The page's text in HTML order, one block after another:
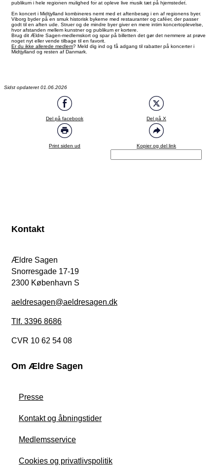
publikum i hele regionen mulighed for at opleve live musik tæt på hjemstedet.
En koncert i Midtjylland kombineres nemt med et aftenbesøg i en af regionens byer.
Viborg byder på en smuk historisk bykerne med restauranter og caféer, der passer
godt til en aften ude. Struer og de mindre byer giver en mere intim koncertoplevelse,
hvor afstanden mellem kunstner og publikum er kortere.
Brug dit Ældre Sagen-medlemskort og spar på billetten det gør det nemmere at prøve
noget nyt eller vende tilbage til en favorit.
Er du ikke allerede medlem? Meld dig ind og få adgang til rabatter på koncerter i
Midtjylland og resten af Danmark.
Sidst opdateret 01.06.2026
Del på facebook Del på X
Print siden ud Kopier og del link
Kontakt
Ældre Sagen
Snorresgade 17-19
2300 København S
aeldresagen@aeldresagen.dk
Tlf. 3396 8686
CVR 10 62 54 08
Om Ældre Sagen
Presse
Kontakt og åbningstider
Medlemsservice
Cookies og privatlivspolitik